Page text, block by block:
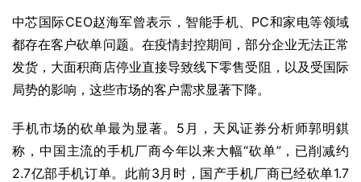
中芯国际CEO赵海军曾表示，智能手机、PC和家电等领域
都存在客户砍单问题。在疫情封控期间，部分企业无法正常
发货，大面积商店停业直接导致线下零售受阻，以及受国际
局势的影响，这些市场的客户需求显著下降。
手机市场的砍单最为显著。5月， 天风证券分析师郭明錤
称，中国主流的手机厂商今年以来大幅“砍单”，已削减约
2.7亿部手机订单。此前3月时，国产手机厂商已经砍单1.7